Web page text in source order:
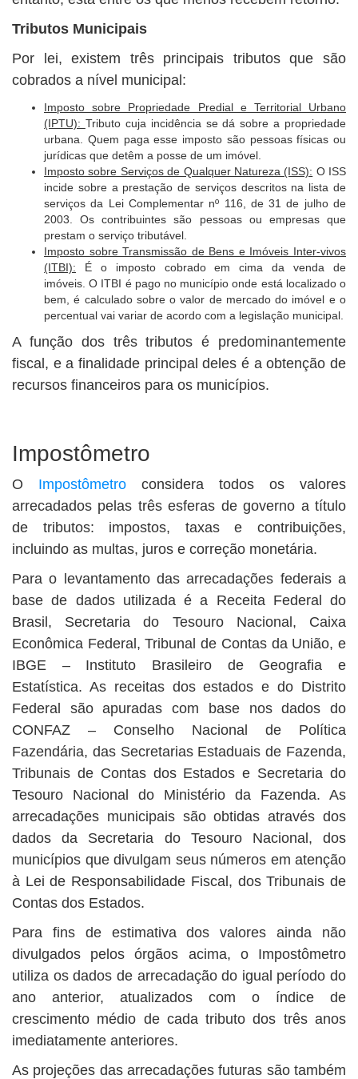
Tributos Municipais
Por lei, existem três principais tributos que são
cobrados a nível municipal:
Imposto sobre Propriedade Predial e Territorial Urbano
(IPTU): Tributo cuja incidência se dá sobre a propriedade
urbana. Quem paga esse imposto são pessoas físicas ou
jurídicas que detêm a posse de um imóvel.
Imposto sobre Serviços de Qualquer Natureza (ISS): O ISS
incide sobre a prestação de serviços descritos na lista de
serviços da Lei Complementar nº 116, de 31 de julho de
2003. Os contribuintes são pessoas ou empresas que
prestam o serviço tributável.
Imposto sobre Transmissão de Bens e Imóveis Inter-vivos
(ITBI): É o imposto cobrado em cima da venda de
imóveis. O ITBI é pago no município onde está localizado o
bem, é calculado sobre o valor de mercado do imóvel e o
percentual vai variar de acordo com a legislação municipal.
A função dos três tributos é predominantemente
fiscal, e a finalidade principal deles é a obtenção de
recursos financeiros para os municípios.
Impostômetro
O Impostômetro considera todos os valores
arrecadados pelas três esferas de governo a título
de tributos: impostos, taxas e contribuições,
incluindo as multas, juros e correção monetária.
Para o levantamento das arrecadações federais a
base de dados utilizada é a Receita Federal do
Brasil, Secretaria do Tesouro Nacional, Caixa
Econômica Federal, Tribunal de Contas da União, e
IBGE – Instituto Brasileiro de Geografia e
Estatística. As receitas dos estados e do Distrito
Federal são apuradas com base nos dados do
CONFAZ – Conselho Nacional de Política
Fazendária, das Secretarias Estaduais de Fazenda,
Tribunais de Contas dos Estados e Secretaria do
Tesouro Nacional do Ministério da Fazenda. As
arrecadações municipais são obtidas através dos
dados da Secretaria do Tesouro Nacional, dos
municípios que divulgam seus números em atenção
à Lei de Responsabilidade Fiscal, dos Tribunais de
Contas dos Estados.
Para fins de estimativa dos valores ainda não
divulgados pelos órgãos acima, o Impostômetro
utiliza os dados de arrecadação do igual período do
ano anterior, atualizados com o índice de
crescimento médio de cada tributo dos três anos
imediatamente anteriores.
As projeções das arrecadações futuras são também